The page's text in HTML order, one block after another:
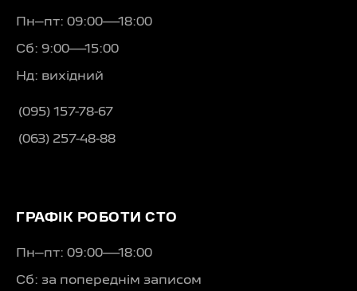
Пн–пт: 09:00—18:00
Сб: 9:00—15:00
Нд: вихідний
(095) 157-78-67
(063) 257-48-88
ГРАФІК РОБОТИ СТО
Пн–пт: 09:00—18:00
Сб: за попереднім записом